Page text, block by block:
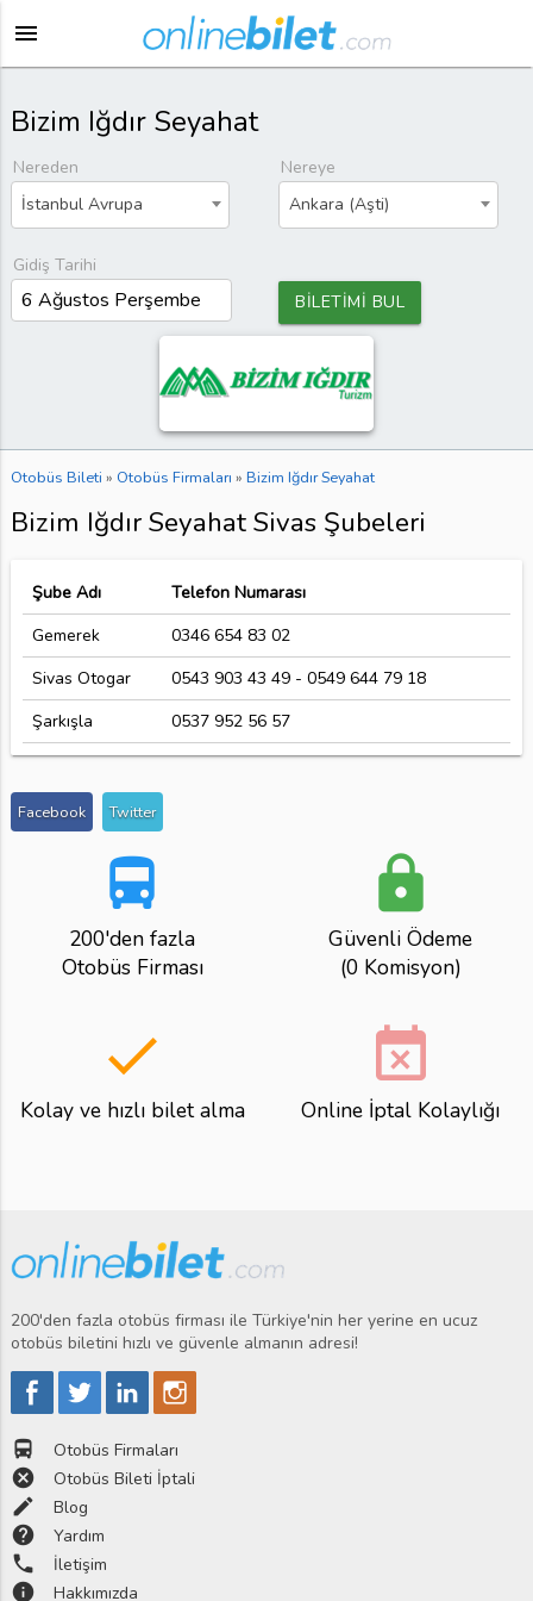
menu
Bizim Iğdır Seyahat
Nereden
İstanbul Avrupa
Nereye
Ankara (Aşti)
Gidiş Tarihi
BİLETİMİ BUL
Otobüs Bileti » Otobüs Firmaları » Bizim Iğdır Seyahat
Bizim Iğdır Seyahat Sivas Şubeleri
Şube Adı
Telefon Numarası
Gemerek
0346 654 83 02
Sivas Otogar
0543 903 43 49 - 0549 644 79 18
Şarkışla
0537 952 56 57
Facebook Twitter
directions_bus
200'den fazla
Otobüs Firması
lock
Güvenli Ödeme
(0 Komisyon)
done
Kolay ve hızlı bilet alma
event_busy
Online İptal Kolaylığı
200'den fazla otobüs firması ile Türkiye'nin her yerine en ucuz
otobüs biletini hızlı ve güvenle almanın adresi!
directions_bus Otobüs Firmaları
cancel Otobüs Bileti İptali
edit Blog
help Yardım
phone İletişim
info Hakkımızda